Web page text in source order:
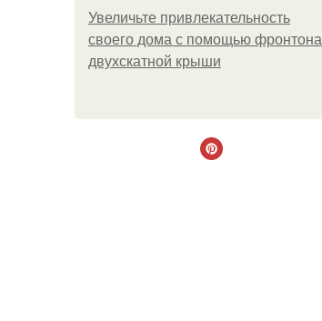
Увеличьте привлекательность
своего дома с помощью фронтона
двухскатной крыши